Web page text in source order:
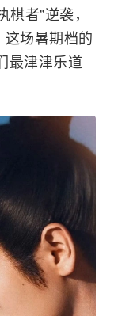
者”逆袭，
场暑期档的
最津津乐道